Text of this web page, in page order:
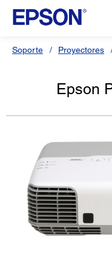
Soporte Proyectores
Epson